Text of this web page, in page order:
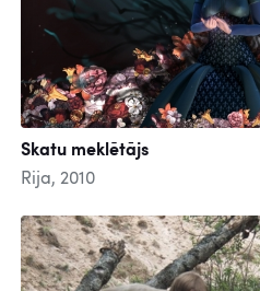
Skatu meklētājs
Rija, 2010